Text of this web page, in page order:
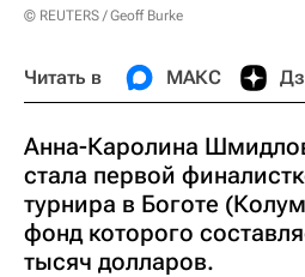
© REUTERS / Geoff Burke
Читать в МАКС
Анна-Каролина
стала первой
турнира в Боготе
фонд которого
тысяч долларов.